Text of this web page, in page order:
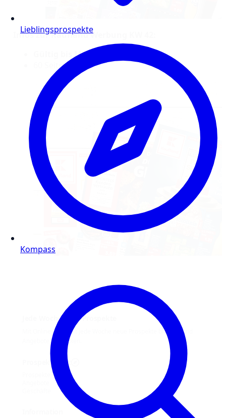
Infos zur Kaufland Werbung KW 42:
Gültig bis Mittwoch, 22.10.25
60 Seiten
Jede Woche neue Prospekte
Mit Online Prospekt jede Woche neue Prospekte blättern und
Angebote entdecken.
Prospekt-Welt
Lieblingsprospekte
Kompass